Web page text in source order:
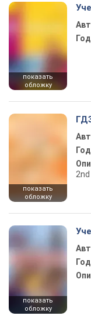
показать
обложку
показать
обложку
показать
обложку